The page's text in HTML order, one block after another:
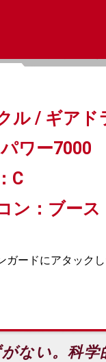
ル / ギアド
ワー7000
C
ン：ブース
ードにアタックし
ない。科学